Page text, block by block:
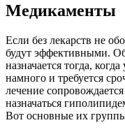
Медикаменты
Если без лекарств не
будут эффективными.
назначается тогда,
намного и требуется
лечение
назначаться
Вот основные их